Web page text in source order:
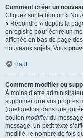
Comment créer un
Cliquez sur le bouton «
« Répondre » depuis la
enregistré pour écrire un
affichée en bas de page
nouveaux sujets, Vous
Haut
Comment modifier ou
À moins d’être
supprimer que vos propres
(quelquefois dans une
bouton modifierdu
message, un petit texte
modifié, le nombre de fois